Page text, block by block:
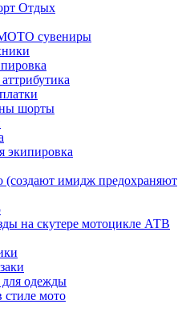
Отдых
сувениры
шорты
(создают имидж предохраняют
на скутере мотоцикле АТВ
одежды
мото